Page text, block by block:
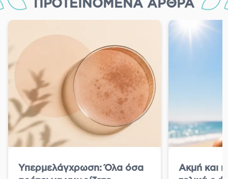
ΠΡΟΤΕΙΝΌΜΕΝΑ ΆΡΘΡΑ
Υπερμελάγχρωση: Όλα όσα
Ακμή και